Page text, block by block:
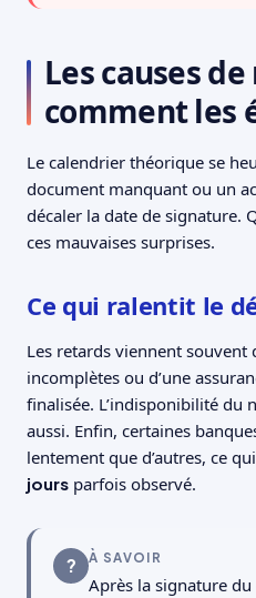
Les causes
comment les
Le calendrier théorique se
document manquant ou un
décaler la date de signature.
ces mauvaises surprises.
Ce qui ralentit le
Les retards viennent souvent
incomplètes ou d’une
finalisée. L’indisponibilité du
aussi. Enfin, certaines
lentement que d’autres, ce
jours parfois observé.
? À SAVOIR
Après la signature